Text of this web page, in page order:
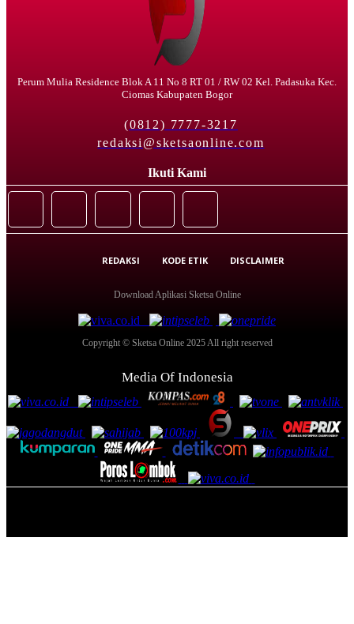
Perum Mulia Residence Blok A 11 No 8 RT 01 / RW 02 Kel. Padasuka Kec.
Ciomas Kabupaten Bogor
(0812) 7777-3217
redaksi@sketsaonline.com
Ikuti Kami
REDAKSI KODE ETIK DISCLAIMER
Download Aplikasi Sketsa Online
Copyright © Sketsa Online 2025 All right reserved
Media Of Indonesia